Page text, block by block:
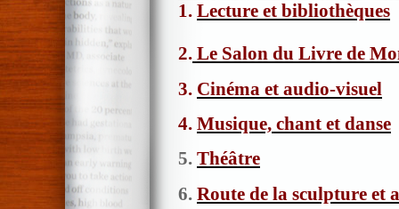
1. Lecture et bibliothèques
2. Le Salon du Livre de
3. Cinéma et audio-visuel
4. Musique, chant et danse
5. Théâtre
6. Route de la sculpture et